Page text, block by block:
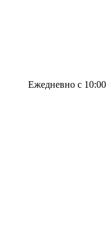
Ежедневно с 10:00